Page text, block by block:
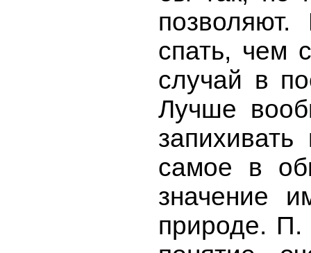
спать, чем
случай в
Лучше
самое в
значение
природе. П.